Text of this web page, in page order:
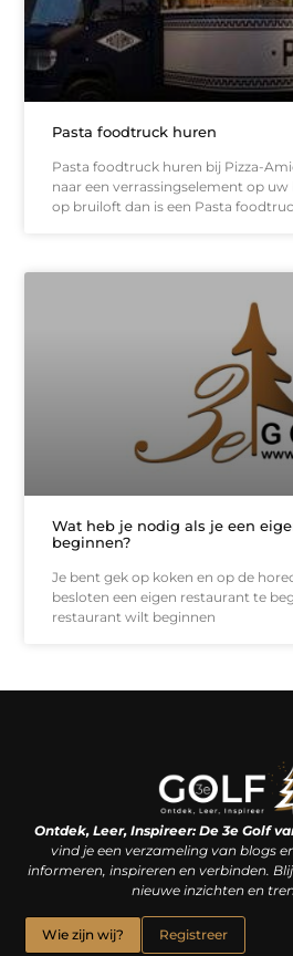
Pasta foodtruck huren
Pasta foodtruck huren bij Pizza-
naar een verrassingselement op uw
op bruiloft dan is een Pasta
Wat heb je nodig als je een
beginnen?
Je bent gek op koken en op de
besloten een eigen restaurant te
restaurant wilt beginnen
Ontdek, Leer, Inspireer: De 3e Golf
vind je een verzameling van blogs
informeren, inspireren en verbinden.
nieuwe inzichten en
Wie zijn wij? Registreer